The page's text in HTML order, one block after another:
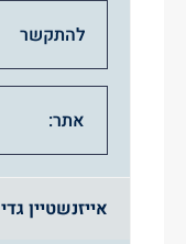
להתקשר
אתר:
אייזנשטיין גדי